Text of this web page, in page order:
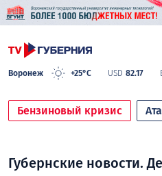
Воронеж +25°C USD 82.17
Бензиновый кризис
Губернские новости.